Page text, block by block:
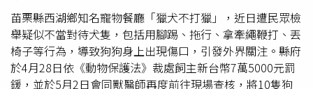
與熊類習性並不陌生，因此推測，兒子很可能是遭到特別兇
猛的熊隻從背後偷襲，才會完全來不及反應。報導指出，安
東尼畢業於中佛羅里達大學餐旅管理相關科系，除了是虔誠
的天主教執事，也熱愛重機與戶外冒險，平時會在教堂講
道，並曾在全美多個國家公園參與步道清理工作。在踏上這
苗栗縣西湖鄉知名寵物餐廳「獵犬不打獵」，近日遭民眾檢
舉疑似不當對待犬隻，包括用腳踢、拖行、拿牽繩鞭打、丟
椅子等行為，導致狗狗身上出現傷口，引發外界關注。縣府
於4月28日依《動物保護法》裁處飼主新台幣7萬5000元罰
鍰，並於5月2日會同獸醫師再度前往現場查核，將10隻狗